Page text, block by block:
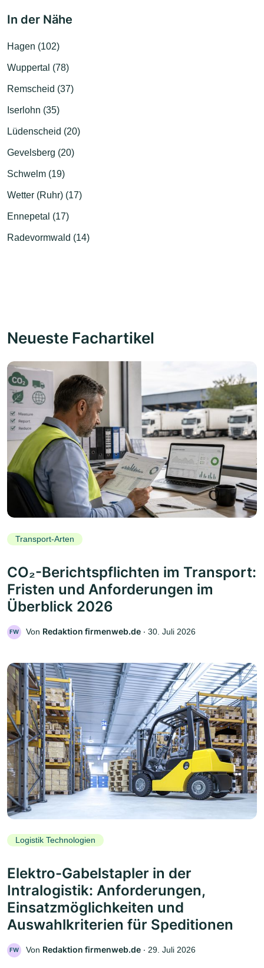
In der Nähe
Hagen (102)
Wuppertal (78)
Remscheid (37)
Iserlohn (35)
Lüdenscheid (20)
Gevelsberg (20)
Schwelm (19)
Wetter (Ruhr) (17)
Ennepetal (17)
Radevormwald (14)
Neueste Fachartikel
Transport-Arten
CO₂-Berichtspflichten im Transport:
Fristen und Anforderungen im
Überblick 2026
FW Von Redaktion firmenweb.de ‧ 30. Juli 2026
Logistik Technologien
Elektro-Gabelstapler in der
Intralogistik: Anforderungen,
Einsatzmöglichkeiten und
Auswahlkriterien für Speditionen
FW Von Redaktion firmenweb.de ‧ 29. Juli 2026